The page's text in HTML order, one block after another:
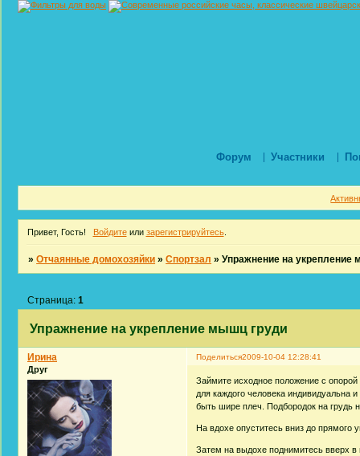
Форум Участники
Привет, Гость! Войдитеили зарегистрируйтесь.
»Отчаянные домохозяйки »Спортзал »Упражнение на укрепление
Упражнение на укрепление мышц груди
Страница:1
Поделиться2009-10-04 12:28:41
Ирина
Друг
Займите исходное положение с
для каждого человека индивидуальна
быть шире плеч. Подбородок на грудь
На вдохе опуститесь вниз до прямого
Затем на выдохе поднимитесь вверх в